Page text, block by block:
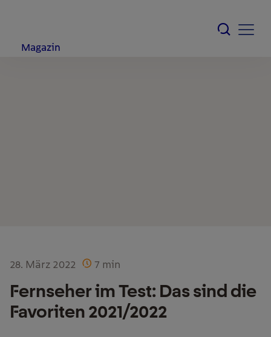
Magazin
28. März 2022 7 min
Fernseher im Test: Das sind die
Favoriten 2021/2022